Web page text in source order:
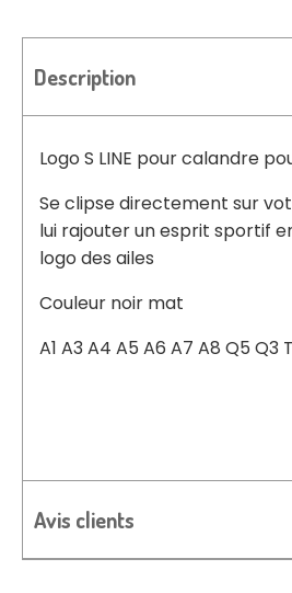
Description
Logo S LINE pour calandre
Se clipse directement sur
lui rajouter un esprit sportif
logo des ailes
Couleur noir mat
A1 A3 A4 A5 A6 A7 A8 Q5 Q3
Avis clients